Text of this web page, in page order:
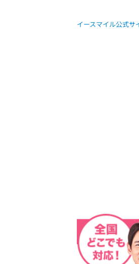
イースマイル公式サ